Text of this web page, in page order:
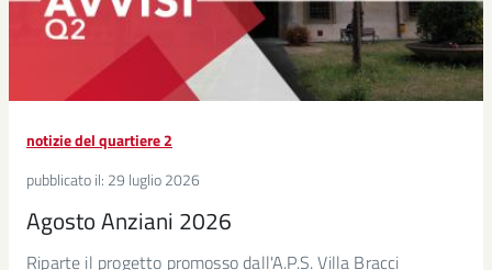
notizie del quartiere 2
pubblicato il: 29 luglio 2026
Agosto Anziani 2026
Riparte il progetto promosso dall'A.P.S. Villa Bracci